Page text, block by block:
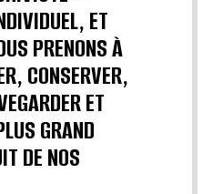
ET
PRENONS À
CONSERVER,
ET
GRAND
DE NOS